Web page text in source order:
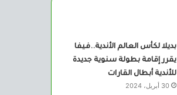
بديلا لكأس العالم الأندية..فيفا
يقرر إقامة بطولة سنوية جديدة
للأندية أبطال القارات
30 أبريل، 2024